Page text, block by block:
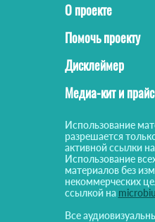
О проекте
Помочь проекту
Дисклеймер
Медиа-кит и
Использование
разрешается
активной ссылки
Использование
материалов без
некоммерческих
ссылкой на
Все